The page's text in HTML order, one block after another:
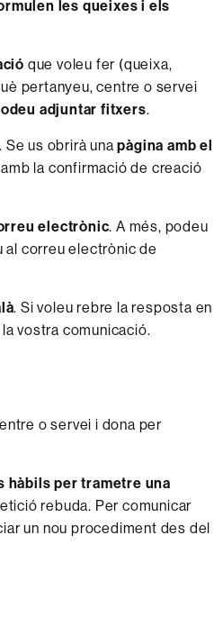
les queixes i els
que voleu fer (queixa,
pertanyeu, centre o servei
adjuntar fitxers.
Se us obrirà unapàgina amb el
amb la confirmació de creació
electrònic. A més, podeu
al correu electrònic de
. Si voleu rebre la resposta en
vostra comunicació.
o servei i dona per
hàbils per trametre una
rebuda. Per comunicar
un nou procediment des del